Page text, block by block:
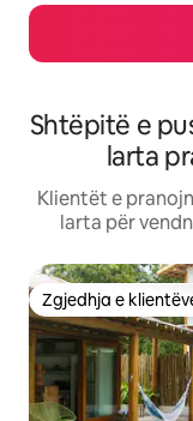
Shtëpitë e
larta
Klientët e
larta për
Zgjedhja e
Zgjedhja e